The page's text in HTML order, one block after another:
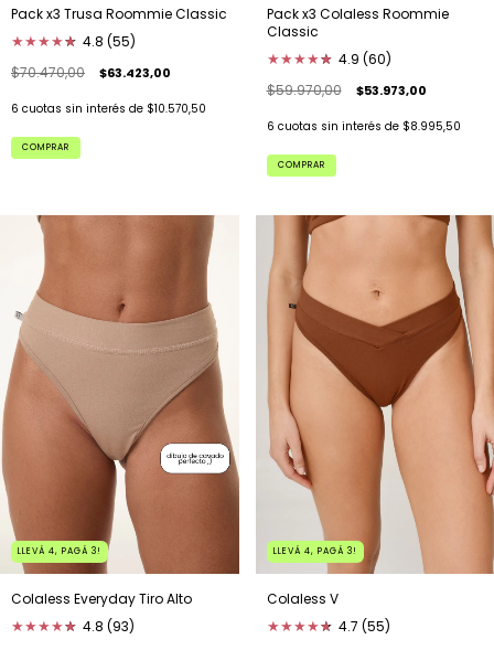
Pack x3 Trusa Roommie Classic
★★★★★
★ 4.8 (55)
$70.470,00
$63.423,00
6 cuotas sin interés de $10.570,50
COMPRAR
Pack x3 Colaless Roommie
Classic
★★★★★
★ 4.9 (60)
$59.970,00
$53.973,00
6 cuotas sin interés de $8.995,50
COMPRAR
LLEVÁ 4, PAGÁ 3!
Colaless Everyday Tiro Alto
★★★★★
★ 4.8 (93)
LLEVÁ 4, PAGÁ 3!
Colaless V
★★★★★
★ 4.7 (55)